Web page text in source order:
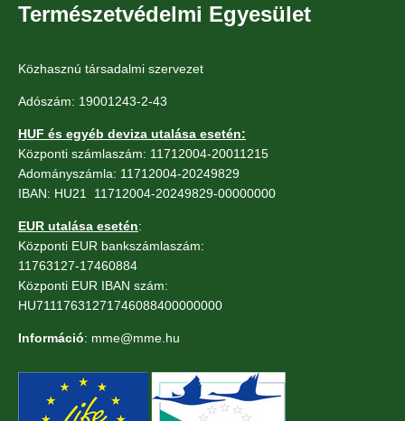
Természetvédelmi Egyesület
Közhasznú társadalmi szervezet
Adószám: 19001243-2-43
HUF és egyéb deviza utalása esetén:
Központi számlaszám: 11712004-20011215
Adományszámla: 11712004-20249829
IBAN: HU21 11712004-20249829-00000000
EUR utalása esetén:
Központi EUR bankszámlaszám:
11763127-17460884
Központi EUR IBAN szám:
HU71117631271746088400000000
Információ: mme@mme.hu